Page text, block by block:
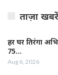
ताज़ा खबरें
हर घर तिरंगा
75…
Aug 6, 2026